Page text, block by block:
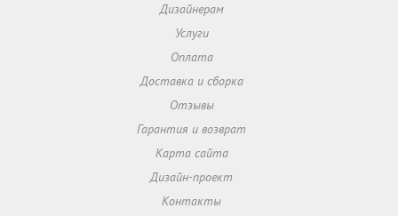
Дизайнерам
Услуги
Оплата
Доставка и сборка
Отзывы
Гарантия и возврат
Карта сайта
Дизайн-проект
Контакты